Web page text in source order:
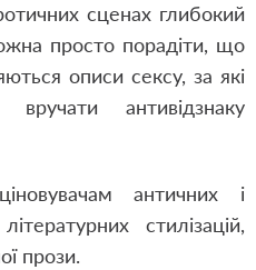
сценах глибокий
просто порадіти, що
описи сексу, за які
антивідзнаку
античних і
стилізацій,
прози.